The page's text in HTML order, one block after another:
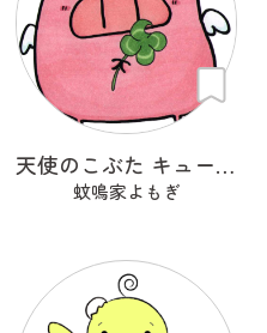
天使のこぶた キューピッグ
蚊鳴家よもぎ